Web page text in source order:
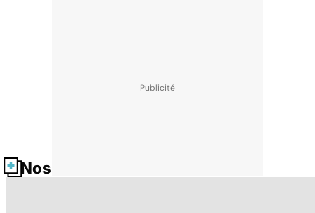
Nos fiches santé